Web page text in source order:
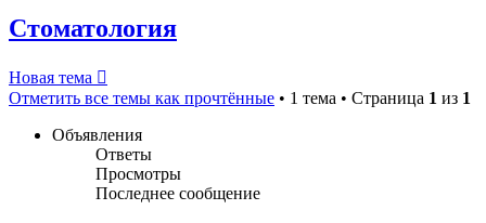
Стоматология
Новая тема
Отметить все темы как прочтённые • 1 тема • Страница 1 из 1
Объявления
Ответы
Просмотры
Последнее сообщение